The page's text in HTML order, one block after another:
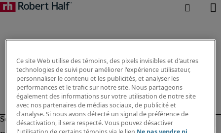
Ce site Web utilise des témoins, des pixels invisibles et d'autres
technologies de suivi pour améliorer l'expérience utilisateur,
personnaliser le contenu et les publicités, et analyser les
performances et le trafic sur notre site. Nous partageons
également des informations sur votre utilisation de notre site
avec nos partenaires de médias sociaux, de publicité et
d'analyse. Si nous avons détecté un signal de préférence de
désactivation, il sera respecté. Vous pouvez désactiver